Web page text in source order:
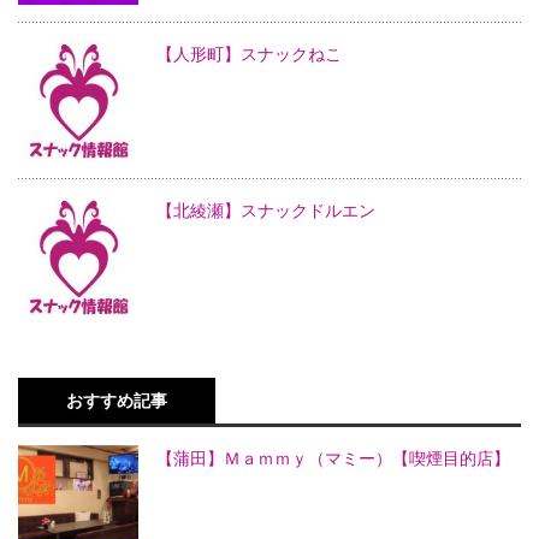
【人形町】スナックねこ
【北綾瀬】スナックドルエン
おすすめ記事
【蒲田】Ｍａｍｍｙ（マミー）【喫煙目的店】